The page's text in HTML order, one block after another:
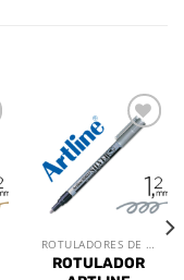
Añadir
lista de
deseos
ROTULADORES DE OFICINA
ROTULADOR